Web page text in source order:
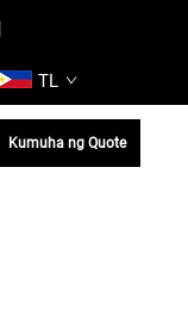
TL
Kumuha ng Quote